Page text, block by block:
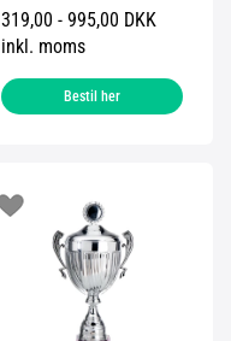
319,00 - 995,00 DKK
inkl. moms
Bestil her